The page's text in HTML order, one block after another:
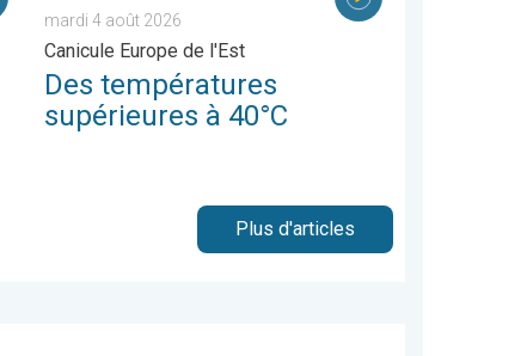
mardi 4 août 2026
Canicule Europe de l'Est
Des températures
supérieures à 40°C
Plus d'articles